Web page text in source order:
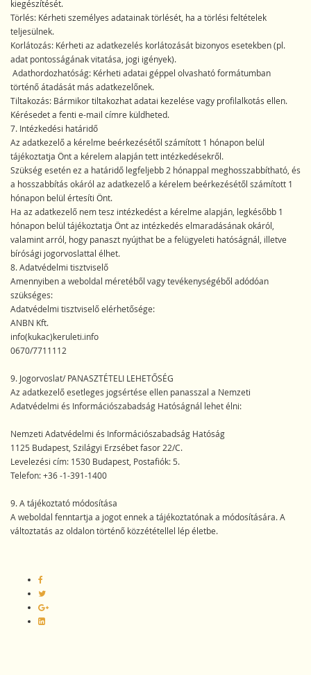
kiegészítését.
Törlés: Kérheti személyes adatainak törlését, ha a törlési feltételek
teljesülnek.
Korlátozás: Kérheti az adatkezelés korlátozását bizonyos esetekben (pl.
adat pontosságának vitatása, jogi igények).
Adathordozhatóság: Kérheti adatai géppel olvasható formátumban
történő átadását más adatkezelőnek.
Tiltakozás: Bármikor tiltakozhat adatai kezelése vagy profilalkotás ellen.
Kérésedet a fenti e-mail címre küldheted.
7. Intézkedési határidő
Az adatkezelő a kérelme beérkezésétől számított 1 hónapon belül
tájékoztatja Önt a kérelem alapján tett intézkedésekről.
Szükség esetén ez a határidő legfeljebb 2 hónappal meghosszabbítható, és
a hosszabbítás okáról az adatkezelő a kérelem beérkezésétől számított 1
hónapon belül értesíti Önt.
Ha az adatkezelő nem tesz intézkedést a kérelme alapján, legkésőbb 1
hónapon belül tájékoztatja Önt az intézkedés elmaradásának okáról,
valamint arról, hogy panaszt nyújthat be a felügyeleti hatóságnál, illetve
bírósági jogorvoslattal élhet.
8. Adatvédelmi tisztviselő
Amennyiben a weboldal méretéből vagy tevékenységéből adódóan
szükséges:
Adatvédelmi tisztviselő elérhetősége:
ANBN Kft.
info(kukac)keruleti.info
0670/7711112
9. Jogorvoslat/ PANASZTÉTELI LEHETŐSÉG
Az adatkezelő esetleges jogsértése ellen panasszal a Nemzeti
Adatvédelmi és Információszabadság Hatóságnál lehet élni:
Nemzeti Adatvédelmi és Információszabadság Hatóság
1125 Budapest, Szilágyi Erzsébet fasor 22/C.
Levelezési cím: 1530 Budapest, Postafiók: 5.
Telefon: +36 -1-391-1400
9. A tájékoztató módosítása
A weboldal fenntartja a jogot ennek a tájékoztatónak a módosítására. A
változtatás az oldalon történő közzététellel lép életbe.